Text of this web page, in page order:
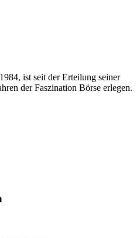
ist seit der Erteilung seiner
der Faszination Börse erlegen.